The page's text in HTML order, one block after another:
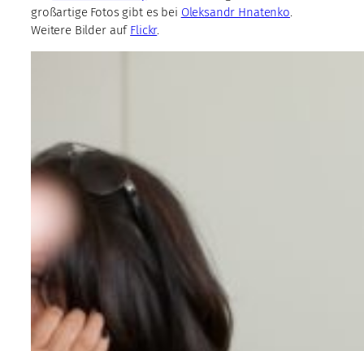
großartige Fotos gibt es bei Oleksandr Hnatenko.
Weitere Bilder auf Flickr.